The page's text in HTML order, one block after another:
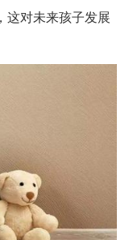
这对未来孩子发展